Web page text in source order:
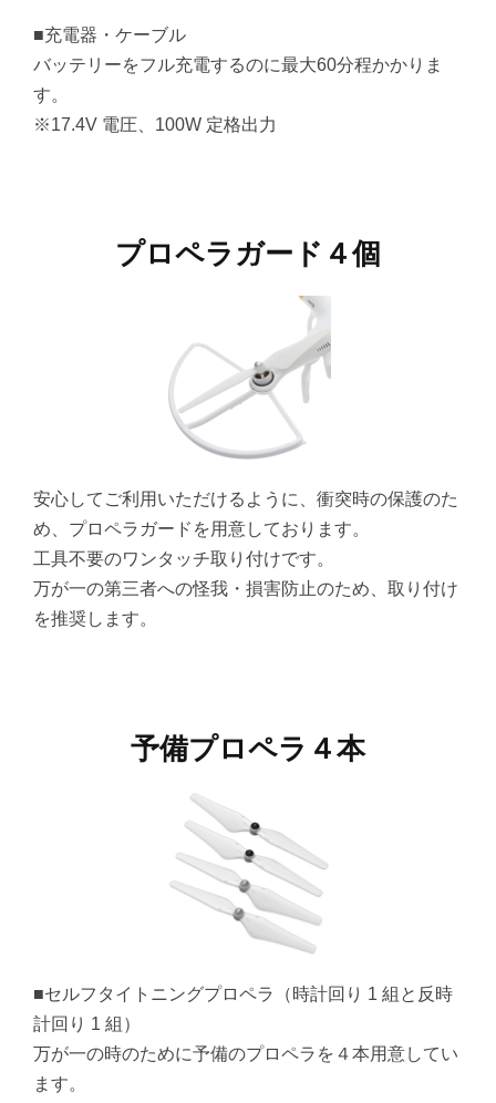
■充電器・ケーブル
バッテリーをフル充電するのに最大60分程かかりま
す。
※17.4V 電圧、100W 定格出力
プロペラガード４個
安心してご利用いただけるように、衝突時の保護のた
め、プロペラガードを用意しております。
工具不要のワンタッチ取り付けです。
万が一の第三者への怪我・損害防止のため、取り付け
を推奨します。
予備プロペラ４本
■セルフタイトニングプロペラ（時計回り 1 組と反時
計回り 1 組）
万が一の時のために予備のプロペラを４本用意してい
ます。